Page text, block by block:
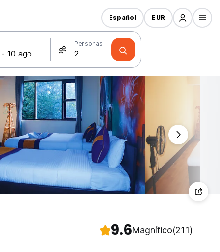
Personas
Español EUR
9.6Magnífico(211)